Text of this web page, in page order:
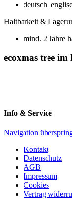
deutsch,
Haltbarkeit &
mind. 2 Jahre
ecoxmas tree im
Info & Service
Navigation
Kontakt
Datenschutz
AGB
Impressum
Cookies
Vertrag